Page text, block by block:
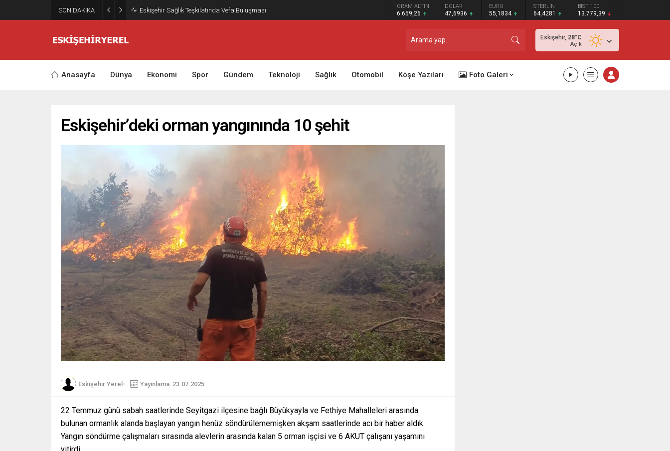
SON DAKİKA Eskişehir Sağlık Teşkilatında Vefa Buluşması GRAM ALTIN
6.659,26
DOLAR
47,6936
EURO
55,1834
STERLİN
64,4281
BIST 100
13.779,39
Eskişehir, 28°C
Açık
Anasayfa Dünya Ekonomi Spor Gündem Teknoloji Sağlık Otomobil Köşe Yazıları Foto Galeri
Eskişehir’deki orman yangınında 10 şehit
Eskişehir Yerel Yayınlama: 23.07.2025
22 Temmuz günü sabah saatlerinde Seyitgazi ilçesine bağlı Büyükyayla ve Fethiye Mahalleleri arasında
bulunan ormanlık alanda başlayan yangın henüz söndürülememişken akşam saatlerinde acı bir haber aldık.
Yangın söndürme çalışmaları sırasında alevlerin arasında kalan 5 orman işçisi ve 6 AKUT çalışanı yaşamını